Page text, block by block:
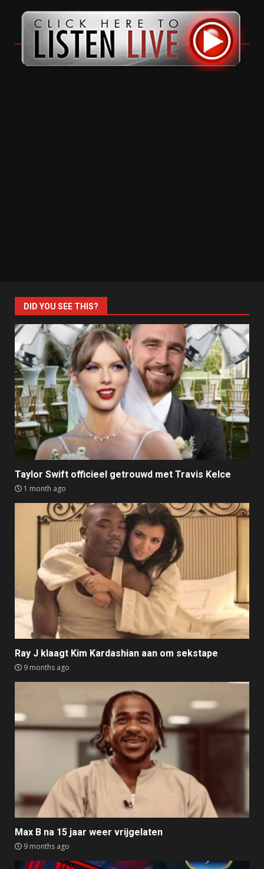
DID YOU SEE THIS?
Taylor Swift officieel getrouwd met Travis Kelce
1 month ago
Ray J klaagt Kim Kardashian aan om sekstape
9 months ago
Max B na 15 jaar weer vrijgelaten
9 months ago